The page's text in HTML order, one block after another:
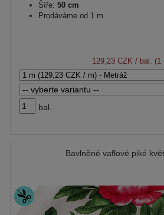
Šíře: 50 cm
Prodáváme od 1 m
129,23 CZK / bal. (1
bal.
Bavlněné vaflové piké